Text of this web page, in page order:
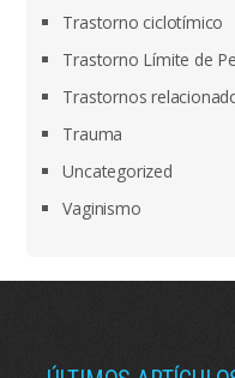
Trastorno ciclotímico
Trastorno Límite de
Trastornos
Trauma
Uncategorized
Vaginismo